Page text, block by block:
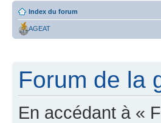
Index du forum
AGEAT
Forum de la
En accédant à «